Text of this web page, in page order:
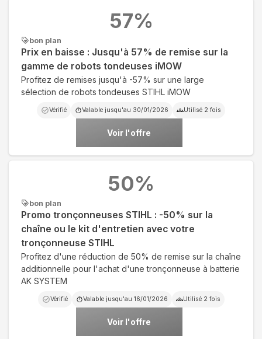
bon plan
Prix en baisse : Jusqu'à 57% de remise sur la
gamme de robots tondeuses iMOW
Profitez de remises jusqu'à -57% sur une large
sélection de robots tondeuses STIHL iMOW
Vérifié Valable jusqu'au 30/01/2026 Utilisé 2 fois
Voir l'offre
57%
bon plan
Promo tronçonneuses STIHL : -50% sur la
chaîne ou le kit d'entretien avec votre
tronçonneuse STIHL
Profitez d'une réduction de 50% de remise sur la chaîne
additionnelle pour l'achat d'une tronçonneuse à batterie
AK SYSTEM
Vérifié Valable jusqu'au 16/01/2026 Utilisé 2 fois
Voir l'offre
50%